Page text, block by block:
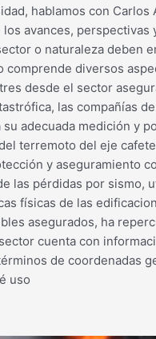
hablamos con
avances,
o naturaleza
diversos
desde el sector
las compañías
adecuada medición
terremoto del eje
y aseguramiento
las pérdidas por
físicas de las
asegurados, ha
cuenta con
de coordenadas
uso